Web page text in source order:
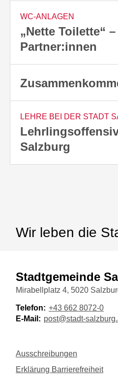
WC-ANLAGEN
„Nette Toilette“
Partner:innen
LEHRE BEI DER STADT
Salzburg
Wir leben die
Stadtgemeinde
Mirabellplatz 4, 5020
Telefon: +43 662 8072-0
E-Mail: post@stadt-
Ausschreibungen
Erklärung Barrierefreiheit